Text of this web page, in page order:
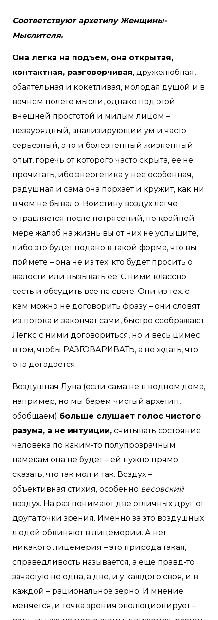
Соответствуют архетипу Женщины-
Мыслителя.
Она легка на подъем, она открытая,
контактная, разговорчивая, дружелюбная,
обаятельная и кокетливая, молодая душой и в
вечном полете мысли, однако под этой
внешней простотой и милым лицом –
незаурядный, анализирующий ум и часто
серьезный, а то и болезненный жизненный
опыт, горечь от которого часто скрыта, ее не
прочитать, ибо энергетика у нее особенная,
радушная и сама она порхает и кружит, как ни
в чем не бывало. Воистину воздух легче
оправляется после потрясений, по крайней
мере жалоб на жизнь вы от них не услышите,
либо это будет подано в такой форме, что вы
поймете – она не из тех, кто будет просить о
жалости или вызывать ее. С ними классно
сесть и обсудить все на свете. Они из тех, с
кем можно не договорить фразу – они словят
из потока и закончат сами, быстро соображают.
Легко с ними договориться, но и весь цимес
в том, чтобы РАЗГОВАРИВАТЬ, а не ждать, что
она догадается.
Воздушная Луна (если сама не в водном доме,
например, но мы берем чистый архетип,
обобщаем) больше слушает голос чистого
разума, а не интуиции, считывать состояние
человека по каким-то полупрозрачным
намекам она не будет – ей нужно прямо
сказать, что так мол и так. Воздух –
объективная стихия, особенно весовский
воздух. На раз понимают две отличных друг от
друга точки зрения. Именно за это воздушных
людей обвиняют в лицемерии. А нет
никакого лицемерия – это природа такая,
справедливость называется, а еще правд-то
зачастую не одна, а две, и у каждого своя, и в
каждой – рациональное зерно. И мнение
меняется, и точка зрения эволюционирует –